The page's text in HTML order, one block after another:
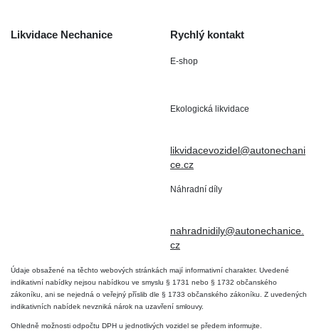
Likvidace Nechanice Rychlý kontakt
E-shop
Ekologická likvidace
likvidacevozidel@autonechani
ce.cz
Náhradní díly
nahradnidily@autonechanice.
cz
Údaje obsažené na těchto webových stránkách mají informativní charakter. Uvedené
indikativní nabídky nejsou nabídkou ve smyslu § 1731 nebo § 1732 občanského
zákoníku, ani se nejedná o veřejný příslib dle § 1733 občanského zákoníku. Z uvedených
indikativních nabídek nevzniká nárok na uzavření smlouvy.
Ohledně možnosti odpočtu DPH u jednotlivých vozidel se předem informujte.